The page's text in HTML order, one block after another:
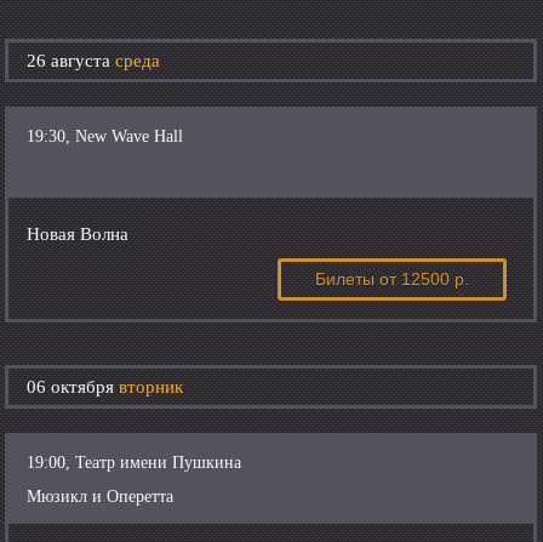
26 августасреда
19:30, New Wave Hall
Новая Волна
Билеты от 12500 р.
06 октябрявторник
19:00, Театр имени Пушкина
Мюзикл и Оперетта